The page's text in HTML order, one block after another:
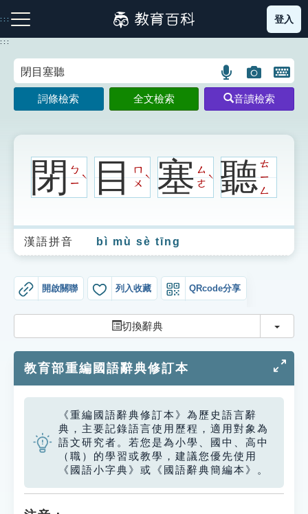
到
主
:::
注音索引圖示 筆畫索引圖示 部首索引表圖示
生字詞彙表
成語故事
索引選單
單字索引
生命大百科索引
遊戲專區
教學應用
貓頭鷹博士
登入
:::
語
言
搜
示
圖
片
搜
示
開
鍵
圖
詞條檢索 全文檢索 音讀檢索
閉ㄅ
ㄧ
ˋ 目ㄇ
ㄨ
ˋ 塞ㄙ
ㄜ
ˋ 聽ㄊ
ㄧ
ㄥ
漢語拼音 bì mù sè tīng
開啟關聯 列入收藏 QRcode分享
切換辭典 切換
教育部重編國語辭典修訂本
《重編國語辭典修訂本》為歷史語言辭
典，主要記錄語言使用歷程，適用對象為
語文研究者。若您是為小學、國中、高中
（職）的學習或教學，建議您優先使用
《國語小字典》或《國語辭典簡編本》。